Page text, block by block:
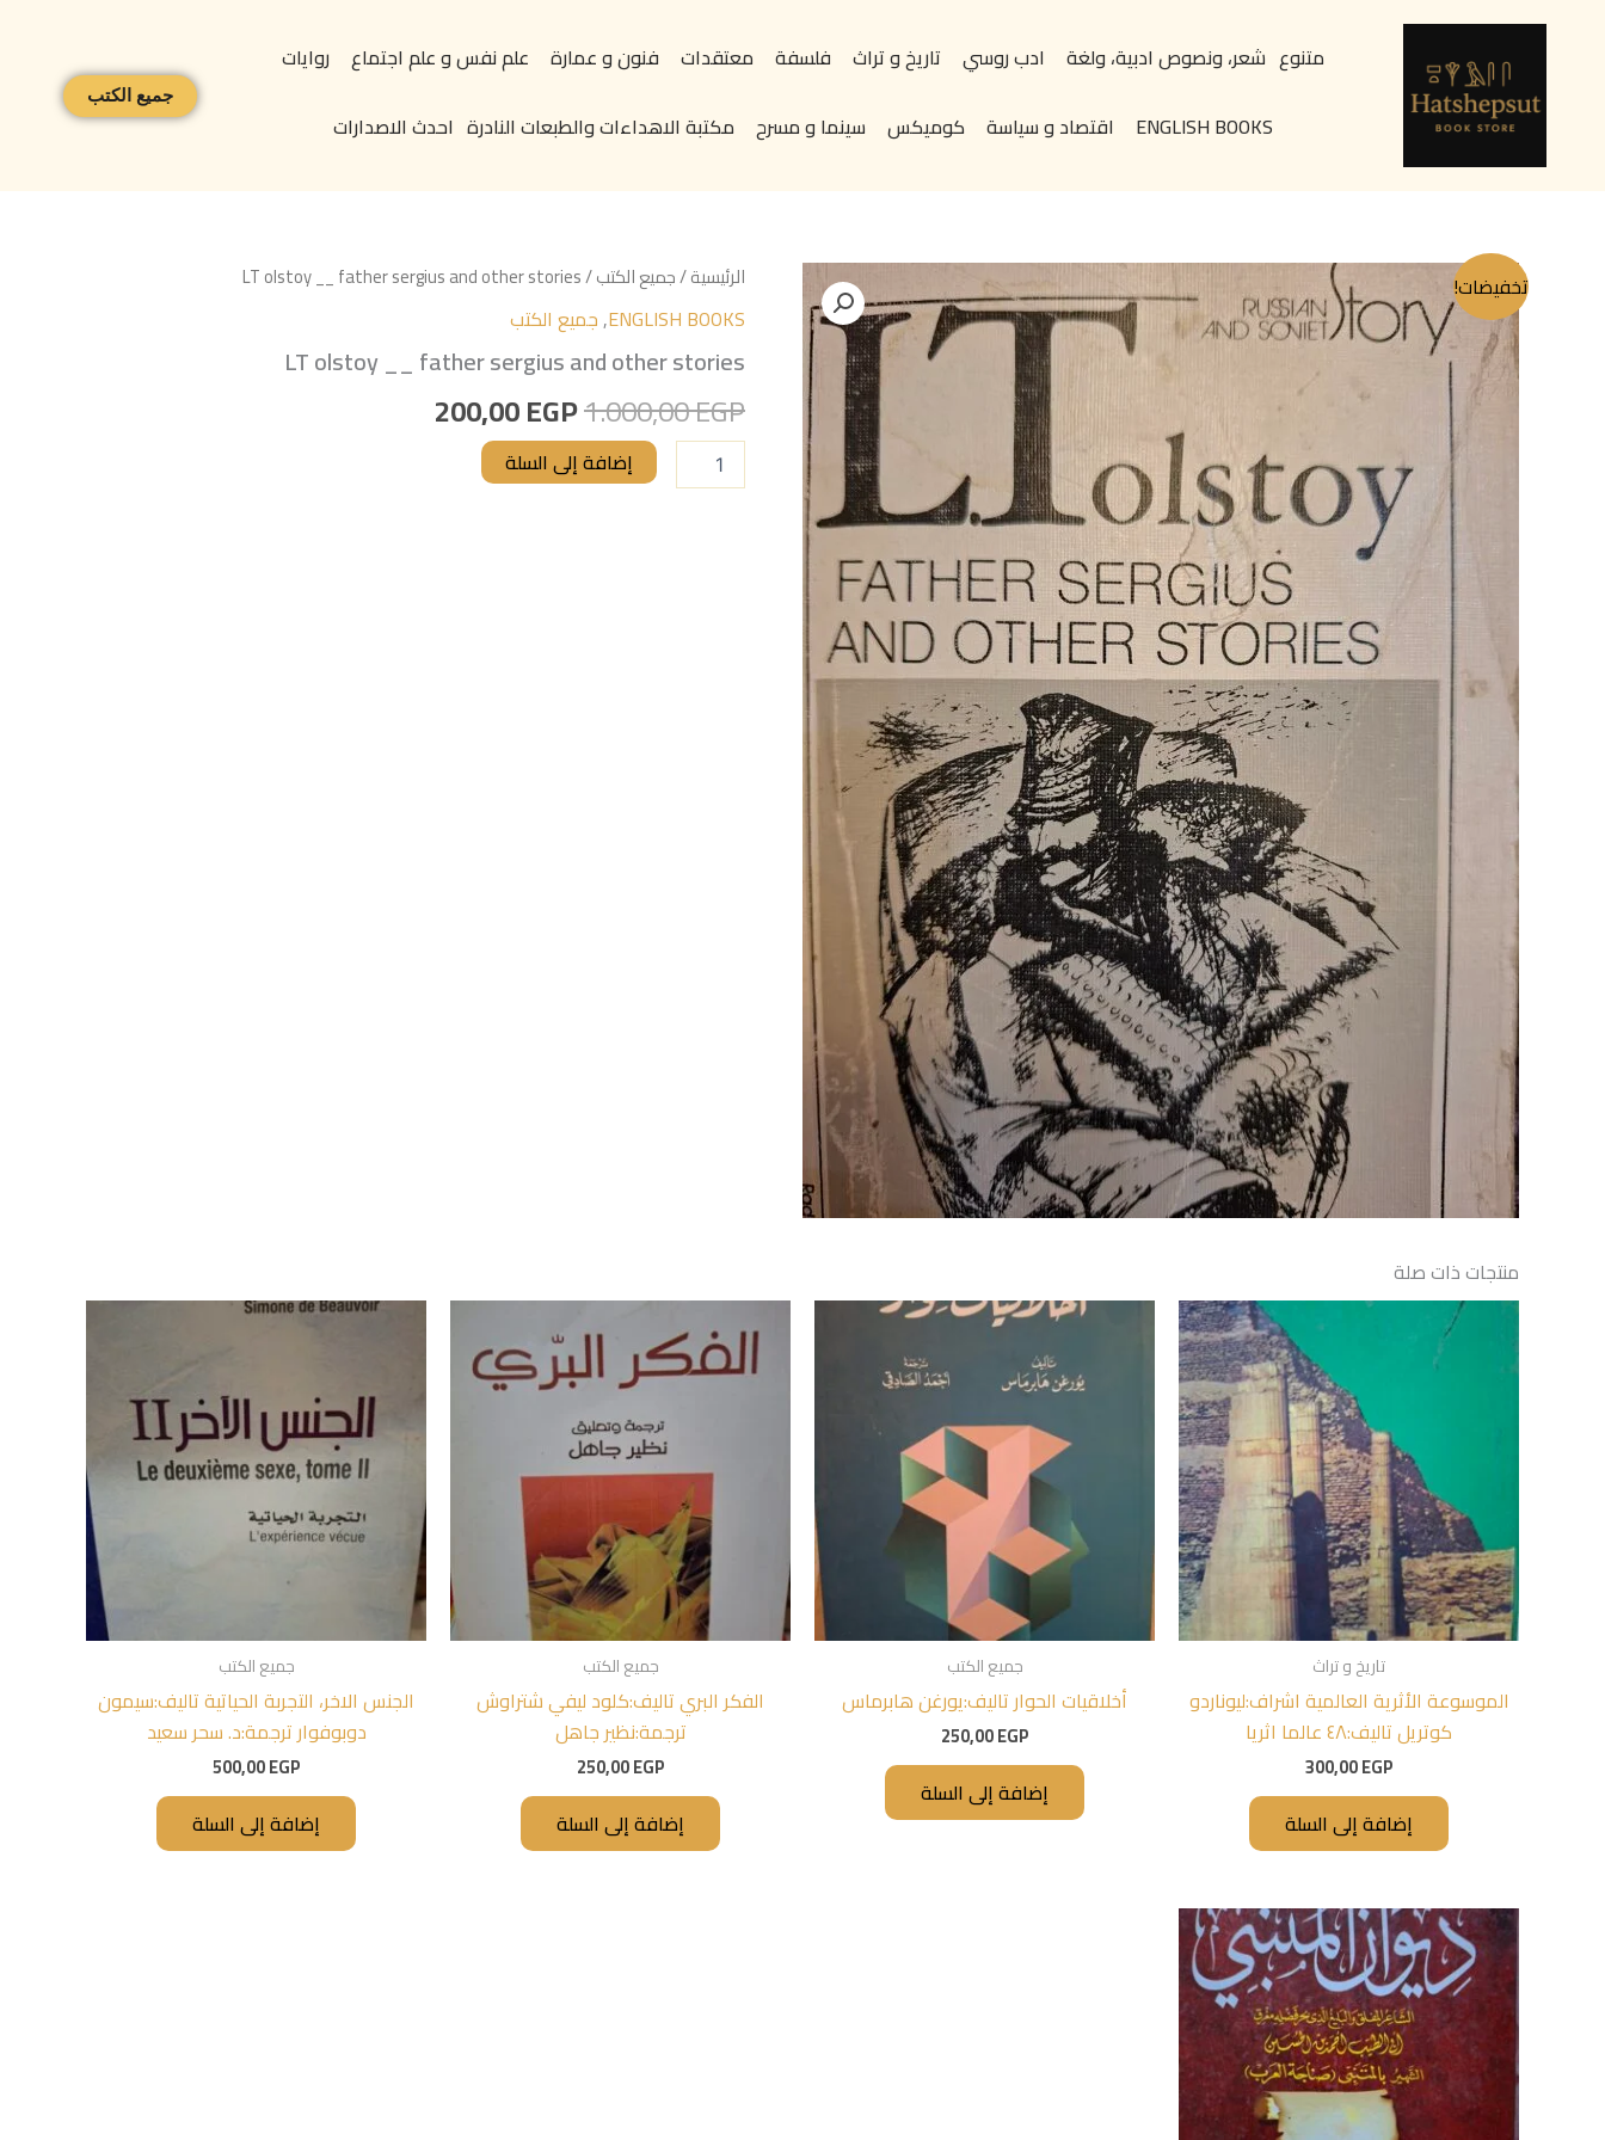
content
متنوع شعر، ونصوص ادبية، ولغة ادب روسي تاريخ و تراث فلسفة معتقدات فنون و عمارة علم نفس و علم اجتماع
روايات
ENGLISH BOOKS
اقتصاد و سياسة كوميكس سينما و مسرح مكتبة الاهداءات والطبعات النادرة احدث الاصدارات
جميع الكتب
تخفيضات! الرئيسية/جميع الكتب/ LT olstoy __ father sergius and other stories
ENGLISH BOOKS
,جميع الكتب
LT olstoy __ father sergius and other stories
1.000,00EGP
السعر
الأصلي
هو:
1.000,00 EGP.
200,00EGP
السعر
هو:
كمية
LT
olstoy
father
and
other
stories إضافة إلى السلة
منتجات ذات صلة
تاريخ و تراث
الموسوعة الأثرية العالمية اشراف:ليوناردو
كوتريل تاليف:٤٨ عالما اثريا
300,00EGP
إضافة إلى السلة
جميع الكتب
أخلاقيات الحوار تاليف:يورغن هابرماس
250,00EGP
إضافة إلى السلة
جميع الكتب
الفكر البري تاليف:كلود ليفي شتراوش
ترجمة:نظير جاهل
250,00EGP
إضافة إلى السلة
جميع الكتب
الجنس الاخر، التجربة الحياتية تاليف:سيمون
دوبوفوار ترجمة:د. سحر سعيد
500,00EGP
إضافة إلى السلة